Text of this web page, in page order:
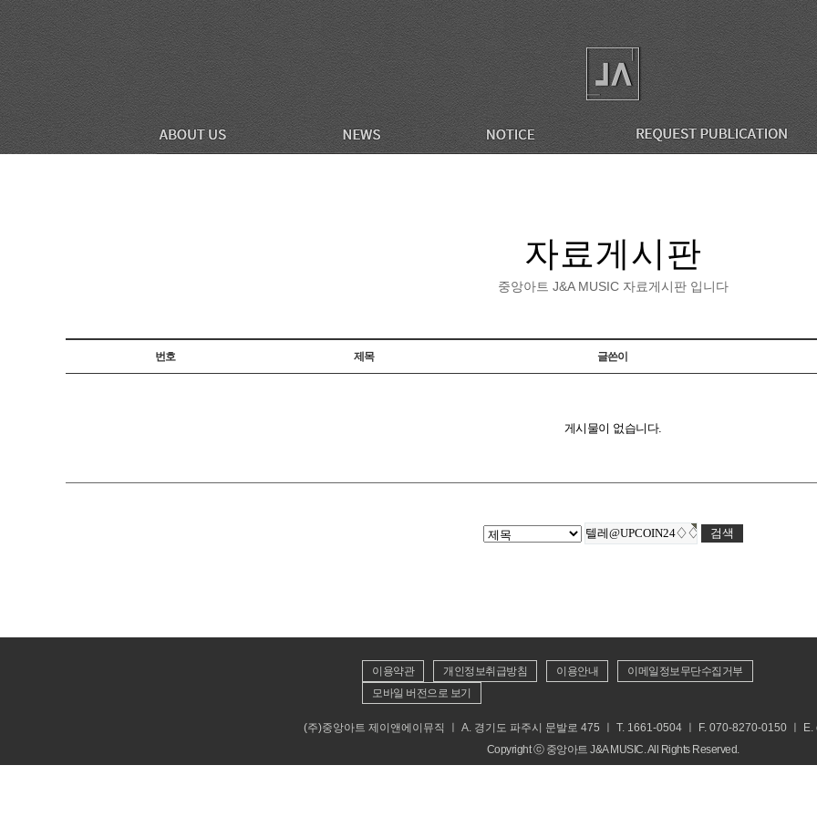
자료게시판
중앙아트 J&A MUSIC 자료게시판 입니다
번호 제목 글쓴이
게시물이 없습니다.
이용약관 개인정보취급방침 이용안내
이메일정보무단수집거부
모바일 버전으로 보기
(주)중앙아트 제이앤에이뮤직 ㅣ A. 경기도 파주시 문발로 475 ㅣ T. 1661-0504 ㅣ F. 070-8270-0150 ㅣ
Copyright ⓒ 중앙아트 J&A MUSIC. All Rights Reserved.